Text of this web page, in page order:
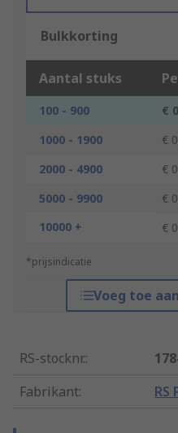
Bulkkorting
Aantal stuks
100 - 900 €
1000 - 1900
€
2000 - 4900
€
5000 - 9900
€
10000 +
€
*prijsindicatie
Voeg toe
RS-stocknr.:
Fabrikant: RS